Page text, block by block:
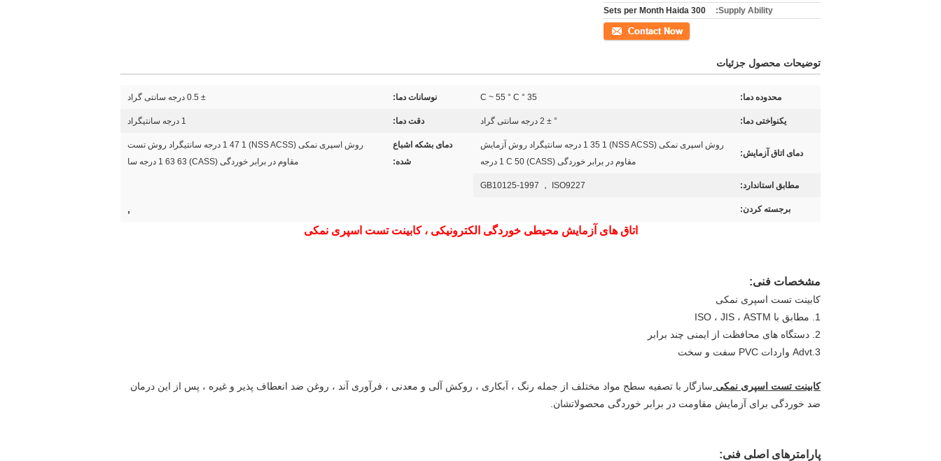
Supply Ability:
300 Sets per Month Haida
مخاطب
توضیحات محصول جزئیات
محدوده دما: 35 ° C ~ 55 ° C نوسانات دما: ± 0.5 درجه سانتی گراد
یکنواختی دما: ° ± 2 درجه سانتی گراد دقت دما: 1 درجه سانتیگراد
دمای اتاق آزمایش:
روش اسپری نمکی (NSS ACSS) 1 35 1 درجه سانتیگراد روش آزمایش
مقاوم در برابر خوردگی (CASS) 1 C 50 درجه
دمای بشکه اشباع
شده:
روش اسپری نمکی (NSS ACSS) 1 47 1 درجه سانتیگراد روش تست
مقاوم در برابر خوردگی (CASS) 1 63 63 درجه سا
مطابق استاندارد: GB10125-1997 ， ISO9227
برجسته کردن: ,
اتاق های آزمایش محیطی خوردگی الکترونیکی ، کابینت تست اسپری نمکی
مشخصات فنی:
کابینت تست اسپری نمکی
1. مطابق با ISO ، JIS ، ASTM
2. دستگاه های محافظت از ایمنی چند برابر
3.Advt واردات PVC سفت و سخت
کابینت تست اسپری نمکی سازگار با تصفیه سطح مواد مختلف از جمله رنگ ، آبکاری ، روکش آلی و معدنی ، فرآوری آند ، روغن ضد انعطاف پذیر و غیره ، پس از این درمان
ضد خوردگی برای آزمایش مقاومت در برابر خوردگی محصولاتشان.
پارامترهای اصلی فنی: